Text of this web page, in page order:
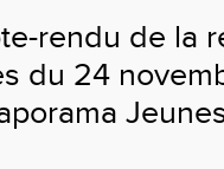
rendu de la
du 24